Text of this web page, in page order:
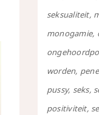
seksualiteit
monogamie
worden
pussy seks
positiviteit